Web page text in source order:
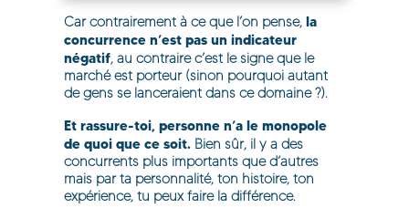
Car contrairement à ce que l’on pense, la
concurrence n’est pas un indicateur
négatif, au contraire c’est le signe que le
marché est porteur (sinon pourquoi autant
de gens se lanceraient dans ce domaine ?).
Et rassure-toi, personne n’a le monopole
de quoi que ce soit.Bien sûr, il y a des
concurrents plus importants que d’autres
mais par ta personnalité, ton histoire, ton
expérience, tu peux faire la différence.